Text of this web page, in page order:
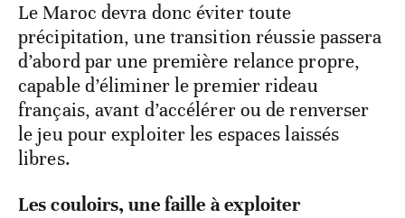
Le Maroc devra donc éviter toute
précipitation, une transition réussie passera
d’abord par une première relance propre,
capable d’éliminer le premier rideau
français, avant d’accélérer ou de renverser
le jeu pour exploiter les espaces laissés
libres.
Les couloirs, une faille à exploiter